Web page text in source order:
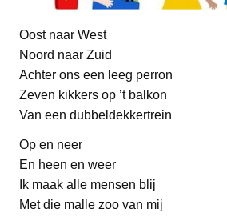
Oost naar West
Noord naar Zuid
Achter ons een leeg perron
Zeven kikkers op ’t balkon
Van een dubbeldekkertrein
Op en neer
En heen en weer
Ik maak alle mensen blij
Met die malle zoo van mij